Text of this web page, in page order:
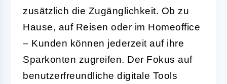
zusätzlich die Zugänglichkeit. Ob zu
Hause, auf Reisen oder im Homeoffice
– Kunden können jederzeit auf ihre
Sparkonten zugreifen. Der Fokus auf
benutzerfreundliche digitale Tools